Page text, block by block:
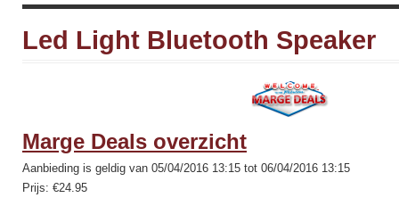
Led Light Bluetooth Speaker
Marge Deals overzicht
Aanbieding is geldig van 05/04/2016 13:15 tot 06/04/2016 13:15
Prijs: €24.95